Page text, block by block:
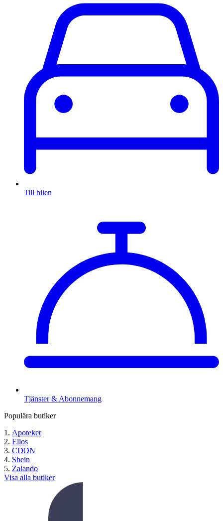
Till bilen
Tjänster & Abonnemang
Populära butiker
Apoteket
Ellos
CDON
Shein
Zalando
Visa alla butiker